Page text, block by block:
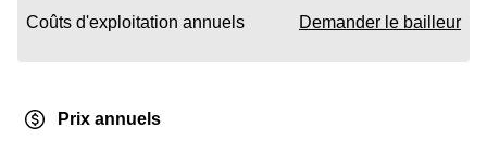
Coûts d'exploitation annuels Demander le bailleur
Prix annuels